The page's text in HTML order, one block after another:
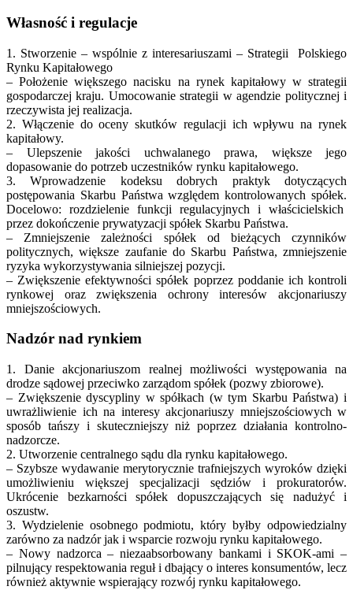
Własność i regulacje
1. Stworzenie – wspólnie z interesariuszami – Strategii Polskiego
Rynku Kapitałowego
– Położenie większego nacisku na rynek kapitałowy w strategii
gospodarczej kraju. Umocowanie strategii w agendzie politycznej i
rzeczywista jej realizacja.
2. Włączenie do oceny skutków regulacji ich wpływu na rynek
kapitałowy.
– Ulepszenie jakości uchwalanego prawa, większe jego
dopasowanie do potrzeb uczestników rynku kapitałowego.
3. Wprowadzenie kodeksu dobrych praktyk dotyczących
postępowania Skarbu Państwa względem kontrolowanych spółek.
Docelowo: rozdzielenie funkcji regulacyjnych i właścicielskich
przez dokończenie prywatyzacji spółek Skarbu Państwa.
– Zmniejszenie zależności spółek od bieżących czynników
politycznych, większe zaufanie do Skarbu Państwa, zmniejszenie
ryzyka wykorzystywania silniejszej pozycji.
– Zwiększenie efektywności spółek poprzez poddanie ich kontroli
rynkowej oraz zwiększenia ochrony interesów akcjonariuszy
mniejszościowych.
Nadzór nad rynkiem
1. Danie akcjonariuszom realnej możliwości występowania na
drodze sądowej przeciwko zarządom spółek (pozwy zbiorowe).
– Zwiększenie dyscypliny w spółkach (w tym Skarbu Państwa) i
uwrażliwienie ich na interesy akcjonariuszy mniejszościowych w
sposób tańszy i skuteczniejszy niż poprzez działania kontrolno-
nadzorcze.
2. Utworzenie centralnego sądu dla rynku kapitałowego.
– Szybsze wydawanie merytorycznie trafniejszych wyroków dzięki
umożliwieniu większej specjalizacji sędziów i prokuratorów.
Ukrócenie bezkarności spółek dopuszczających się nadużyć i
oszustw.
3. Wydzielenie osobnego podmiotu, który byłby odpowiedzialny
zarówno za nadzór jak i wsparcie rozwoju rynku kapitałowego.
– Nowy nadzorca – niezaabsorbowany bankami i SKOK-ami –
pilnujący respektowania reguł i dbający o interes konsumentów, lecz
również aktywnie wspierający rozwój rynku kapitałowego.